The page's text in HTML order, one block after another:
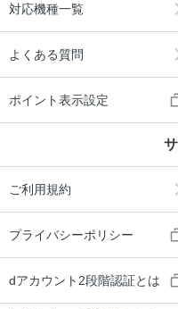
対応機種一覧
よくある質問
ポイント表示設定
ご利用規約
プライバシーポリシー
dアカウント2段階認証とは